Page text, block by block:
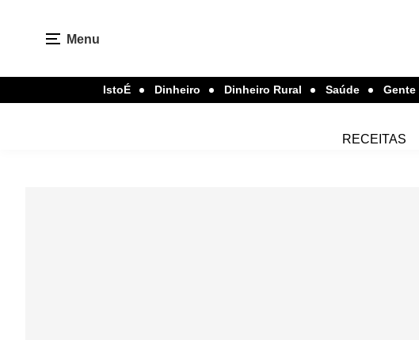
Menu
IstoÉ Dinheiro Dinheiro Rural Saúde Gente
RECEITAS